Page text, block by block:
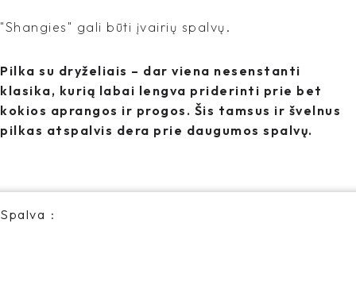
"Shangies" gali būti įvairių spalvų.
Pilka su dryželiais – dar viena nesenstanti
klasika, kurią labai lengva priderinti prie bet
kokios aprangos ir progos. Šis tamsus ir švelnus
pilkas atspalvis dera prie daugumos spalvų.
Spalva